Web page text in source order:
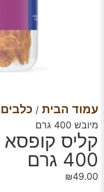
עמוד הבית / כלבים
מיובש 400 גרם
קליס קופסא
400 גרם
₪49.00